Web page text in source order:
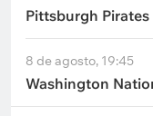
Pittsburgh
8 de agosto, 19:45
Washington